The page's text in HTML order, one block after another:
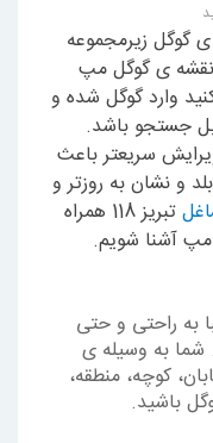
گوگل زیرمجموعه
ی گوگل مپ
وارد گوگل شده و
جستجو باشد.
سریعتر باعث
و نشان به روزتر و
تبریز 118 همراه
مپ آشنا شویم.
به راحتی و حتی
به وسیله ی
کوچه، منطقه،
باشید.